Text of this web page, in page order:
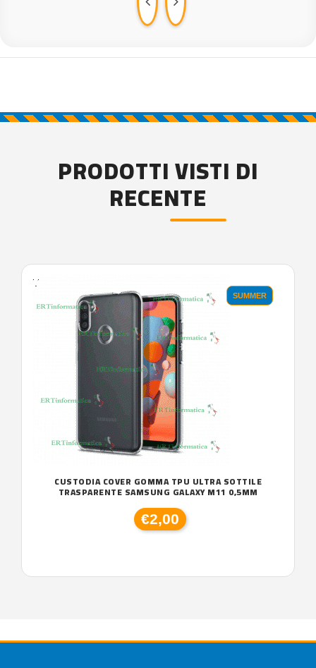
PRODOTTI VISTI DI
RECENTE
'.'
SUMMER
CUSTODIA COVER GOMMA TPU ULTRA SOTTILE
TRASPARENTE SAMSUNG GALAXY M11 0,5MM
€2,00